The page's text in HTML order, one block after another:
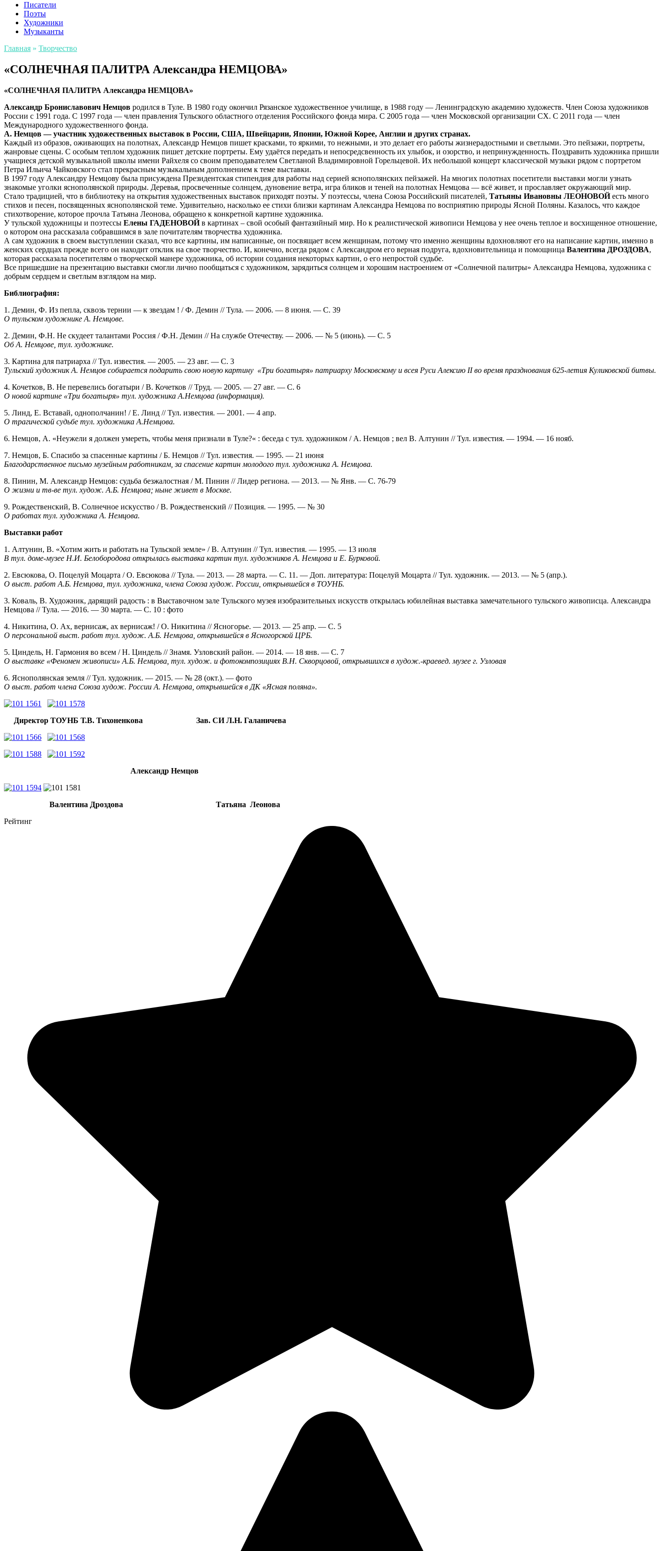
Писатели
Поэты
Художники
Музыканты
Главная » Творчество
«СОЛНЕЧНАЯ ПАЛИТРА Александра НЕМЦОВА»
«СОЛНЕЧНАЯ ПАЛИТРА Александра НЕМЦОВА»
Александр Брониславович Немцов родился в Туле. В 1980 году окончил Рязанское художественное училище, в 1988 году — Ленинградскую академию художеств. Член Союза художников
России с 1991 года. С 1997 года — член правления Тульского областного отделения Российского фонда мира. С 2005 года — член Московской организации СХ. С 2011 года — член
Международного художественного фонда.
А. Немцов — участник художественных выставок в России, США, Швейцарии, Японии, Южной Корее, Англии и других странах.
Каждый из образов, оживающих на полотнах, Александр Немцов пишет красками, то яркими, то нежными, и это делает его работы жизнерадостными и светлыми. Это пейзажи, портреты,
жанровые сцены. С особым теплом художник пишет детские портреты. Ему удаётся передать и непосредсвенность их улыбок, и озорство, и непринужденность. Поздравить художника пришли
учащиеся детской музыкальной школы имени Райхеля со своим преподавателем Светланой Владимировной Горельцевой. Их небольшой концерт классической музыки рядом с портретом
Петра Ильича Чайковского стал прекрасным музыкальным дополнением к теме выставки.
В 1997 году Александру Немцову была присуждена Президентская стипендия для работы над серией яснополянских пейзажей. На многих полотнах посетители выставки могли узнать
знакомые уголки яснополянской природы. Деревья, просвеченные солнцем, дуновение ветра, игра бликов и теней на полотнах Немцова — всё живет, и прославляет окружающий мир.
Стало традицией, что в библиотеку на открытия художественных выставок приходят поэты. У поэтессы, члена Союза Российский писателей, Татьяны Ивановны ЛЕОНОВОЙесть много
стихов и песен, посвященных яснополянской теме. Удивительно, насколько ее стихи близки картинам Александра Немцова по восприятию природы Ясной Поляны. Казалось, что каждое
стихотворение, которое прочла Татьяна Леонова, обращено к конкретной картине художника.
У тульской художницы и поэтессы Елены ГАДЕНОВОЙв картинах – свой особый фантазийный мир. Но к реалистической живописи Немцова у нее очень теплое и восхищенное отношение,
о котором она рассказала собравшимся в зале почитателям творчества художника.
А сам художник в своем выступлении сказал, что все картины, им написанные, он посвящает всем женщинам, потому что именно женщины вдохновляют его на написание картин, именно в
женских сердцах прежде всего он находит отклик на свое творчество. И, конечно, всегда рядом с Александром его верная подруга, вдохновительница и помощница Валентина ДРОЗДОВА,
которая рассказала посетителям о творческой манере художника, об истории создания некоторых картин, о его непростой судьбе.
Все пришедшие на презентацию выставки смогли лично пообщаться с художником, зарядиться солнцем и хорошим настроением от «Солнечной палитры» Александра Немцова, художника с
добрым сердцем и светлым взглядом на мир.
Библиография:
1. Демин, Ф. Из пепла, сквозь тернии — к звездам ! / Ф. Демин // Тула. — 2006. — 8 июня. — С. 39
О тульском художнике А. Немцове.
2. Демин, Ф.Н. Не скудеет талантами Россия / Ф.Н. Демин // На службе Отечеству. — 2006. — № 5 (июнь). — С. 5
Об А. Немцове, тул. художнике.
3. Картина для патриарха // Тул. известия. — 2005. — 23 авг. — С. 3
Тульский художник А. Немцов собирается подарить свою новую картину «Три богатыря» патриарху Московскому и всея Руси Алексию II во время празднования 625-летия Куликовской битвы.
4. Кочетков, В. Не перевелись богатыри / В. Кочетков // Труд. — 2005. — 27 авг. — С. 6
О новой картине «Три богатыря» тул. художника А.Немцова (информация).
5. Линд, Е. Вставай, однополчанин! / Е. Линд // Тул. известия. — 2001. — 4 апр.
О трагической судьбе тул. художника А.Немцова.
6. Немцов, А. «Неужели я должен умереть, чтобы меня признали в Туле?« : беседа с тул. художником / А. Немцов ; вел В. Алтунин // Тул. известия. — 1994. — 16 нояб.
7. Немцов, Б. Спасибо за спасенные картины / Б. Немцов // Тул. известия. — 1995. — 21 июня
Благодарственное письмо музейным работникам, за спасение картин молодого тул. художника А. Немцова.
8. Пинин, М. Александр Немцов: судьба безжалостная / М. Пинин // Лидер региона. — 2013. — № Янв. — С. 76-79
О жизни и тв-ве тул. худож. А.Б. Немцова; ныне живет в Москве.
9. Рождественский, В. Солнечное искусство / В. Рождественский // Позиция. — 1995. — № 30
О работах тул. художника А. Немцова.
Выставки работ
1. Алтунин, В. «Хотим жить и работать на Тульской земле» / В. Алтунин // Тул. известия. — 1995. — 13 июля
В тул. доме-музее Н.И. Белобородова открылась выставка картин тул. художников А. Немцова и Е. Бурковой.
2. Евсюкова, О. Поцелуй Моцарта / О. Евсюкова // Тула. — 2013. — 28 марта. — С. 11. — Доп. литература: Поцелуй Моцарта // Тул. художник. — 2013. — № 5 (апр.).
О выст. работ А.Б. Немцова, тул. художника, члена Союза худож. России, открывшейся в ТОУНБ.
3. Коваль, В. Художник, дарящий радость : в Выставочном зале Тульского музея изобразительных искусств открылась юбилейная выставка замечательного тульского живописца. Александра
Немцова // Тула. — 2016. — 30 марта. — С. 10 : фото
4. Никитина, О. Ах, вернисаж, ах вернисаж! / О. Никитина // Ясногорье. — 2013. — 25 апр. — С. 5
О персональной выст. работ тул. худож. А.Б. Немцова, открывшейся в Ясногорской ЦРБ.
5. Циндель, Н. Гармония во всем / Н. Циндель // Знамя. Узловский район. — 2014. — 18 янв. — С. 7
О выставке «Феномен живописи» А.Б. Немцова, тул. худож. и фотокомпозициях В.Н. Скворцовой, открывшихся в худож.-краевед. музее г. Узловая
6. Яснополянская земля // Тул. художник. — 2015. — № 28 (окт.). — фото
О выст. работ члена Союза худож. России А. Немцова, открывшейся в ДК «Ясная поляна».
Директор ТОУНБ Т.В. Тихоненкова Зав. СИ Л.Н. Галаничева
Александр Немцов
Валентина Дроздова Татьяна Леонова
Рейтинг